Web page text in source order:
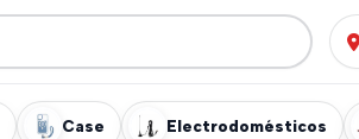
Case Electrodomésticos